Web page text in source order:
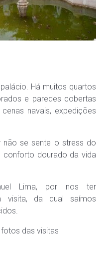
Há muitos quartos
e paredes cobertas
navais, expedições
não se sente o stress do
conforto dourado da vida
Lima, por nos ter
visita, da qual saímos
das visitas